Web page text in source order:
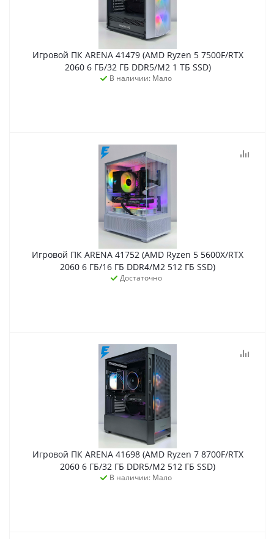
Игровой ПК ARENA 41479 (AMD Ryzen 5 7500F/RTX
2060 6 ГБ/32 ГБ DDR5/M2 1 ТБ SSD)
В наличии: Мало
Игровой ПК ARENA 41752 (AMD Ryzen 5 5600X/RTX
2060 6 ГБ/16 ГБ DDR4/M2 512 ГБ SSD)
Достаточно
Игровой ПК ARENA 41698 (AMD Ryzen 7 8700F/RTX
2060 6 ГБ/32 ГБ DDR5/M2 512 ГБ SSD)
В наличии: Мало